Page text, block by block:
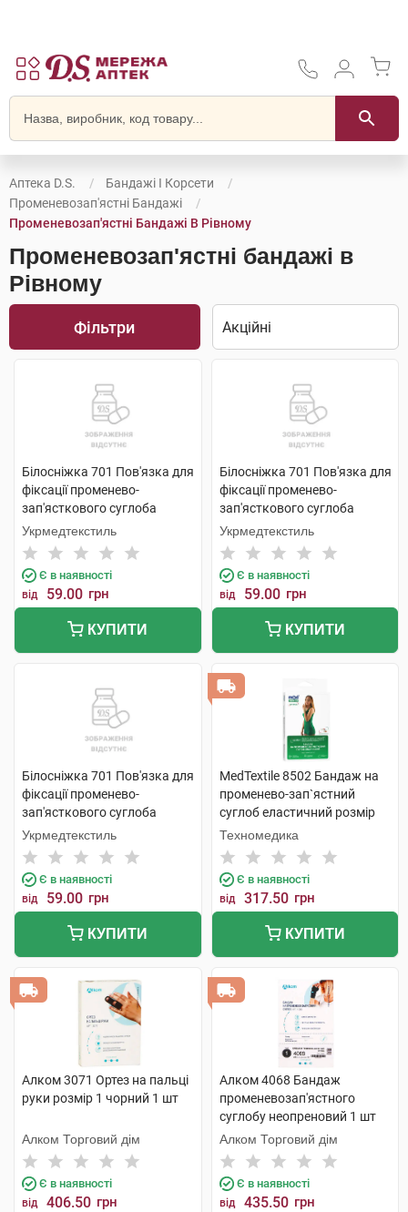
Аптека D.S.
Бандажі І Корсети
Променевозап'ястні Бандажі
Променевозап'ястні Бандажі В Рівному
Променевозап'ястні бандажі в
Рівному
Фільтри
Білосніжка 701 Пов'язка для
фіксації променево-
зап'ясткового суглоба
розмір 2 (17-18см) 1 шт
Укрмедтекстиль
Є в наявності
від 59.00 грн
КУПИТИ
Білосніжка 701 Пов'язка для
фіксації променево-
зап'ясткового суглоба
розмір 3 (19-20см) 1 шт
Укрмедтекстиль
Є в наявності
від 59.00 грн
КУПИТИ
Білосніжка 701 Пов'язка для
фіксації променево-
зап'ясткового суглоба
розмір 4 (21-22см) 1 шт
Укрмедтекстиль
Є в наявності
від 59.00 грн
КУПИТИ
MedTextile 8502 Бандаж на
променево-зап`ястний
суглоб еластичний розмір
S/M 1 шт
Техномедика
Є в наявності
від 317.50 грн
КУПИТИ
Алком 3071 Ортез на пальці
руки розмір 1 чорний 1 шт
Алком Торговий дім
Є в наявності
від 406.50 грн
Алком 4068 Бандаж
променевозап'ястного
суглобу неопреновий 1 шт
Алком Торговий дім
Є в наявності
від 435.50 грн